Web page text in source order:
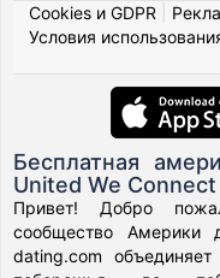
Cookies и GDPR
Условия
Бесплатная
United We Connect
Привет! Добро
сообщество Америки
dating.com